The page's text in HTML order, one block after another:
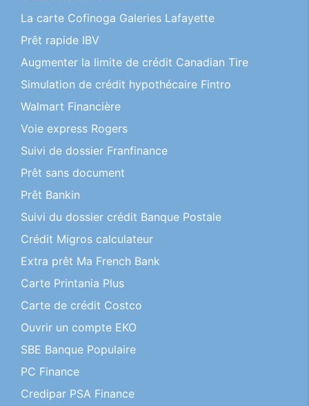
La carte Cofinoga Galeries Lafayette
Prêt rapide IBV
Augmenter la limite de crédit Canadian Tire
Simulation de crédit hypothécaire Fintro
Walmart Financière
Voie express Rogers
Suivi de dossier Franfinance
Prêt sans document
Prêt Bankin
Suivi du dossier crédit Banque Postale
Crédit Migros calculateur
Extra prêt Ma French Bank
Carte Printania Plus
Carte de crédit Costco
Ouvrir un compte EKO
SBE Banque Populaire
PC Finance
Credipar PSA Finance